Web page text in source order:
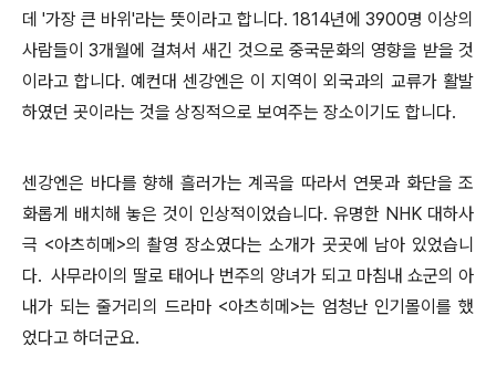
데 '가장 큰 바위'라는 뜻이라고 합니다. 1814년에 3900명 이상의
사람들이 3개월에 걸쳐서 새긴 것으로 중국문화의 영향을 받을 것
이라고 합니다. 예컨대 센강엔은 이 지역이 외국과의 교류가 활발
하였던 곳이라는 것을 상징적으로 보여주는 장소이기도 합니다.
센강엔은 바다를 향해 흘러가는 계곡을 따라서 연못과 화단을 조
화롭게 배치해 놓은 것이 인상적이었습니다. 유명한 NHK 대하사
극 <아츠히메>의 촬영 장소였다는 소개가 곳곳에 남아 있었습니
다. 사무라이의 딸로 태어나 번주의 양녀가 되고 마침내 쇼군의 아
내가 되는 줄거리의 드라마 <아츠히메>는 엄청난 인기몰이를 했
었다고 하더군요.